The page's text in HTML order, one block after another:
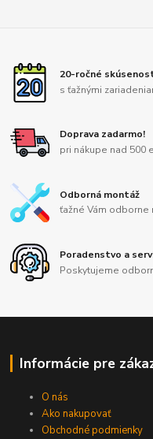
20-ročné
s ťažnými
Doprava zadarmo!
pri nákupe nad 500
Odborná montáž
ťažné Vám odborne
Poradenstvo a
Poskytujeme
Informácie pre
O nás
Ako nakupovať
Obchodné podmienky